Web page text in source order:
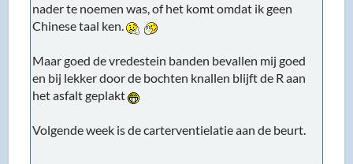
nader te noemen was, of het komt omdat ik geen
Chinese taal ken.
Maar goed de vredestein banden bevallen mij goed
en bij lekker door de bochten knallen blijft de R aan
het asfalt geplakt
Volgende week is de carterventielatie aan de beurt.